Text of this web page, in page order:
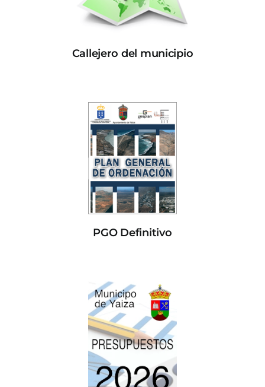
Callejero del municipio
PGO Definitivo